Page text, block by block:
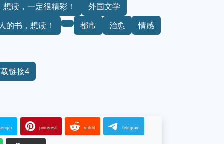
想读，一定很精彩！
外国文学
的书，想读！
都市 治愈 情感
链接4
pinterest reddit telegram